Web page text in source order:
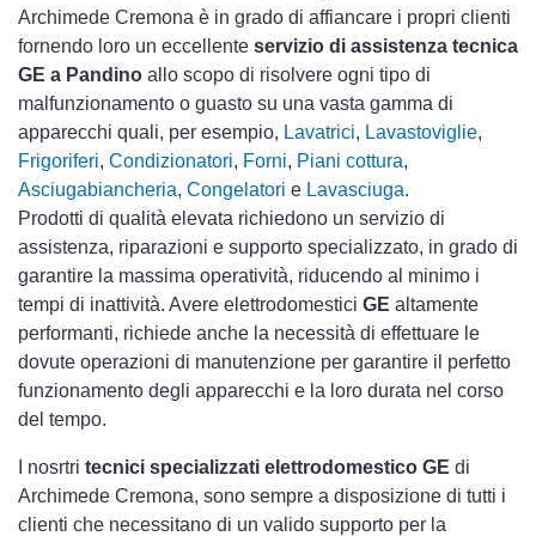
Archimede Cremona è in grado di affiancare i propri clienti
fornendo loro un eccellente servizio di assistenza tecnica
GE a Pandino allo scopo di risolvere ogni tipo di
malfunzionamento o guasto su una vasta gamma di
apparecchi quali, per esempio, Lavatrici, Lavastoviglie,
Frigoriferi, Condizionatori, Forni, Piani cottura,
Asciugabiancheria, Congelatori e Lavasciuga.
Prodotti di qualità elevata richiedono un servizio di
assistenza, riparazioni e supporto specializzato, in grado di
garantire la massima operatività, riducendo al minimo i
tempi di inattività. Avere elettrodomestici GE altamente
performanti, richiede anche la necessità di effettuare le
dovute operazioni di manutenzione per garantire il perfetto
funzionamento degli apparecchi e la loro durata nel corso
del tempo.
I nosrtri tecnici specializzati elettrodomestico GE di
Archimede Cremona, sono sempre a disposizione di tutti i
clienti che necessitano di un valido supporto per la